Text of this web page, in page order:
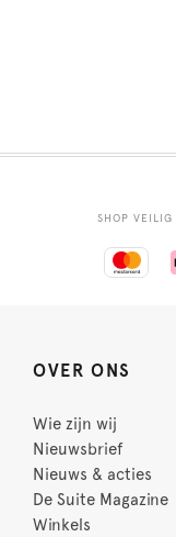
SHOP VEILIG
OVER ONS
Wie zijn wij
Nieuwsbrief
Nieuws & acties
De Suite Magazine
Winkels